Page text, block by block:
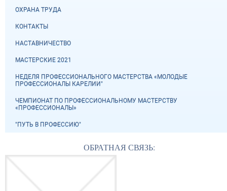
ОХРАНА ТРУДА
КОНТАКТЫ
НАСТАВНИЧЕСТВО
МАСТЕРСКИЕ 2021
НЕДЕЛЯ ПРОФЕССИОНАЛЬНОГО МАСТЕРСТВА «МОЛОДЫЕ
ПРОФЕССИОНАЛЫ КАРЕЛИИ"
ЧЕМПИОНАТ ПО ПРОФЕССИОНАЛЬНОМУ МАСТЕРСТВУ
«ПРОФЕССИОНАЛЫ»
"ПУТЬ В ПРОФЕССИЮ"
ОБРАТНАЯ СВЯЗЬ: